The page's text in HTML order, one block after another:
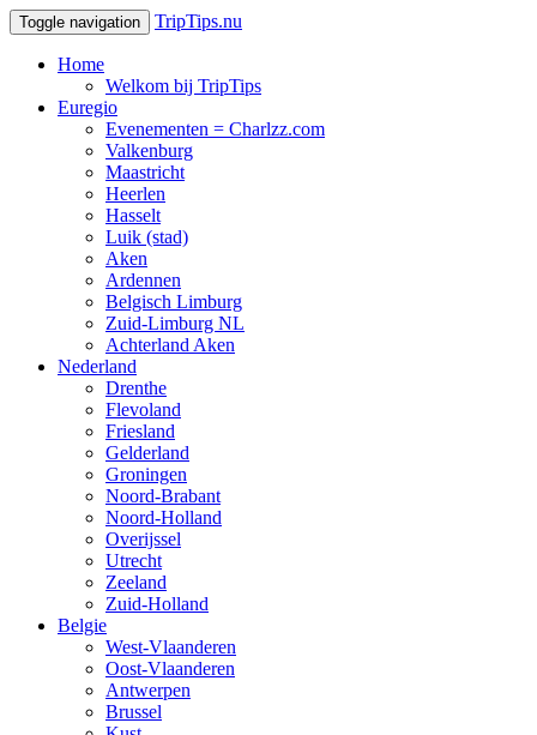
Toggle navigation TripTips.nu
Home
Welkom bij TripTips
Euregio
Evenementen = Charlzz.com
Valkenburg
Maastricht
Heerlen
Hasselt
Luik (stad)
Aken
Ardennen
Belgisch Limburg
Zuid-Limburg NL
Achterland Aken
Nederland
Drenthe
Flevoland
Friesland
Gelderland
Groningen
Noord-Brabant
Noord-Holland
Overijssel
Utrecht
Zeeland
Zuid-Holland
Belgie
West-Vlaanderen
Oost-Vlaanderen
Antwerpen
Brussel